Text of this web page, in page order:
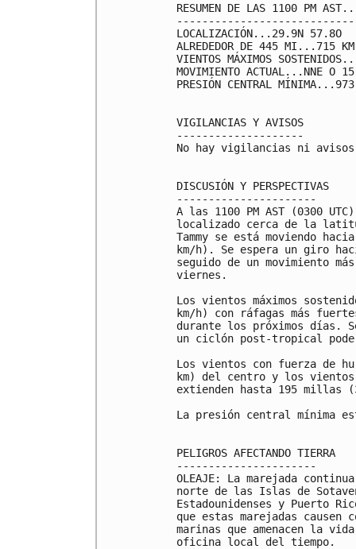
RESUMEN DE LAS 1100 PM
LOCALIZACIÓN...29.9N 57.8O
ALREDEDOR DE 445 MI...715 KM
VIENTOS MÁXIMOS
MOVIMIENTO ACTUAL...NNE O
PRESIÓN CENTRAL
VIGILANCIAS Y AVISOS
--------------------
No hay vigilancias ni
DISCUSIÓN Y PERSPECTIVAS
----------------------
A las 1100 PM AST (0300
localizado cerca de la
Tammy se está moviendo
km/h). Se espera un giro
seguido de un movimiento
viernes.
Los vientos máximos
km/h) con ráfagas más
durante los próximos días.
un ciclón post-tropical
Los vientos con fuerza de
km) del centro y los
extienden hasta 195 millas
La presión central mínima
PELIGROS AFECTANDO TIERRA
----------------------
OLEAJE: La marejada
norte de las Islas de
Estadounidenses y Puerto
que estas marejadas
marinas que amenacen la
oficina local del tiempo.